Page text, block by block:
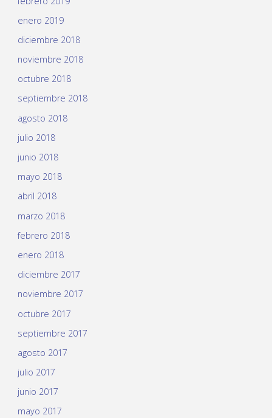
enero 2019
diciembre 2018
noviembre 2018
octubre 2018
septiembre 2018
agosto 2018
julio 2018
junio 2018
mayo 2018
abril 2018
marzo 2018
febrero 2018
enero 2018
diciembre 2017
noviembre 2017
octubre 2017
septiembre 2017
agosto 2017
julio 2017
junio 2017
mayo 2017